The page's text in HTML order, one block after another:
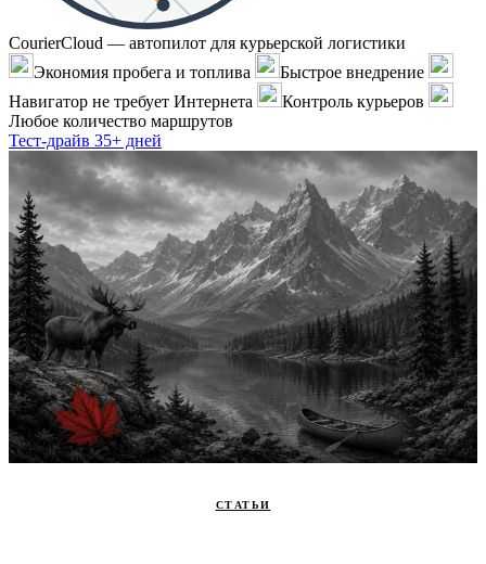
CourierCloud — автопилот для курьерской логистики
Экономия пробега и топлива
Быстрое внедрение
Навигатор не требует Интернета
Контроль курьеров
Любое количество маршрутов
Тест-драйв 35+ дней
СТАТЬИ